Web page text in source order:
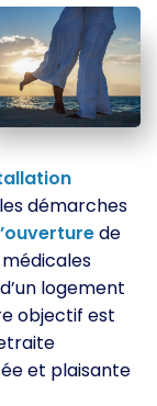
démarches
de
logement
objectif est
et plaisante